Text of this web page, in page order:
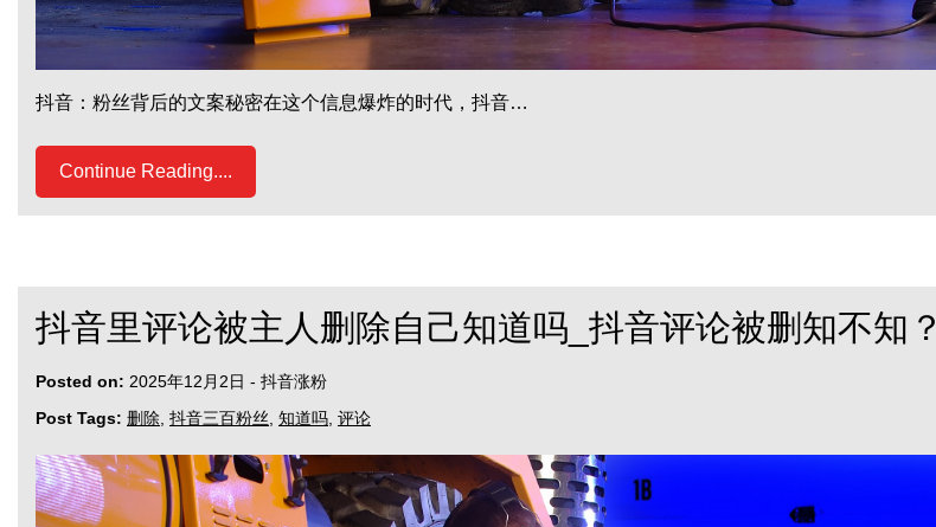
抖音：粉丝背后的文案秘密在这个信息爆炸的时代，抖音…
Continue Reading....
抖音里评论被主人删除自己知道吗_抖音评论被删知不知？
Posted on: 2025年12月2日 - 抖音涨粉
Post Tags: 删除 抖音三百粉丝 知道吗 评论